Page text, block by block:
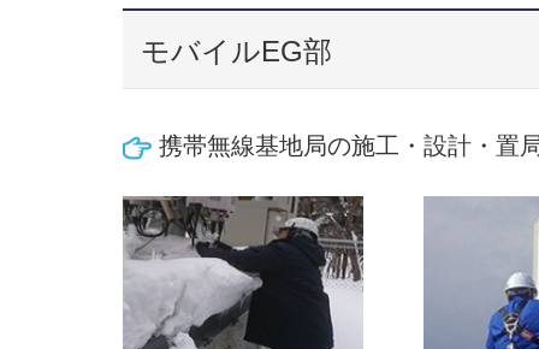
モバイルEG部
携帯無線基地局の施工・設計・置